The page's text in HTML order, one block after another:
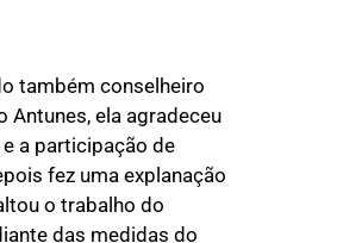
também conselheiro
Antunes, ela agradeceu
a participação de
fez uma explanação
o trabalho do
das medidas do